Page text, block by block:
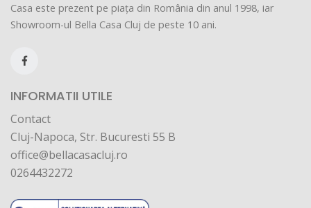
Casa este prezent pe piața din România din anul 1998, iar
Showroom-ul Bella Casa Cluj de peste 10 ani.
INFORMATII UTILE
Contact
Cluj-Napoca, Str. Bucuresti 55 B
office@bellacasacluj.ro
0264432272